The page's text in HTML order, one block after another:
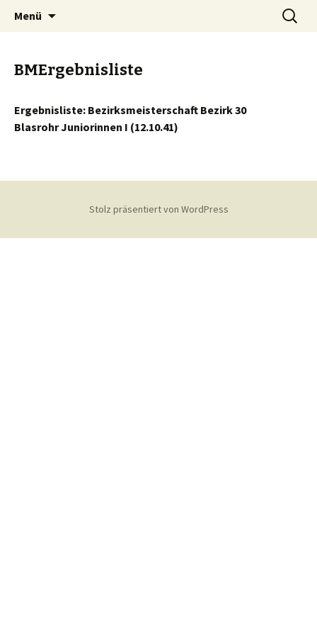
Menü
Suche
nach:
BMErgebnisliste
Ergebnisliste: Bezirksmeisterschaft Bezirk 30
Blasrohr Juniorinnen I (12.10.41)
Stolz präsentiert von WordPress